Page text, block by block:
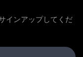
インアップしてくだ